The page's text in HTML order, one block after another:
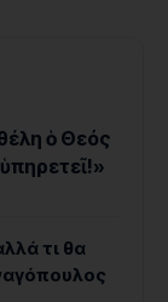
ὁ Θεός
τι θα